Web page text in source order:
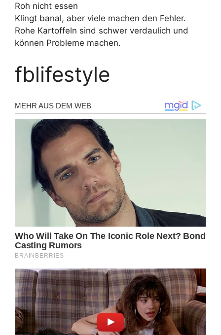
Roh nicht essen
Klingt banal, aber viele machen den Fehler.
Rohe Kartoffeln sind schwer verdaulich und
können Probleme machen.
fblifestyle